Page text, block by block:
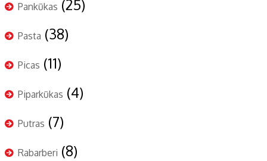
Pankūkas (25)
Pasta (38)
Picas (11)
Piparkūkas (4)
Putras (7)
Rabarberi (8)